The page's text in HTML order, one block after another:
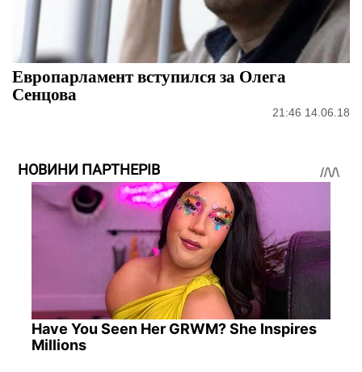
Европарламент вступился за Олега
Сенцова
21:46 14.06.18
НОВИНИ ПАРТНЕРІВ
Have You Seen Her GRWM? She Inspires
Millions